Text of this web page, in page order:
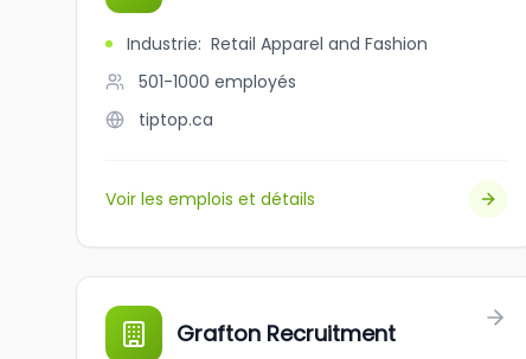
Industrie: Retail Apparel and Fashion
501-1000 employés
tiptop.ca
Voir les emplois et détails
Grafton Recruitment